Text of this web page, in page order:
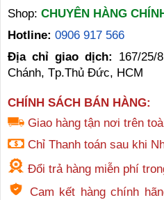
Shop: CHUYÊN HÀNG
Hotline: 0906 917 566
Địa chỉ giao dịch: 167/25/
Chánh, Tp.Thủ Đức, HCM
CHÍNH SÁCH BÁN HÀNG:
Giao hàng tận nơi trên
Chỉ Thanh toán sau khi
Đổi trả hàng miễn phí
Cam kết hàng chính